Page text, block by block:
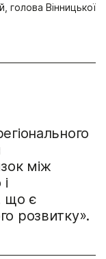
голова Вінницької
між
що є
розвитку».